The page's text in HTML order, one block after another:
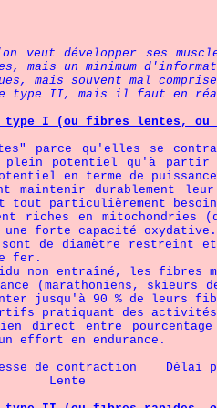
ses muscles, il
mais un minimum
mais souvent mal
type II, mais il faut en
type I (ou fibres lentes, ou
parce qu'elles se
potentiel qu'à partir
en terme de
maintenir
tout particulièrement
riches en
forte capacité oxydative.
de diamètre restreint
fer.
non entraîné, les fibres
(marathoniens,
jusqu'à 90 % de leurs
pratiquant des activités
direct entre pourcentage
effort en endurance.
Délai pour
I Lente